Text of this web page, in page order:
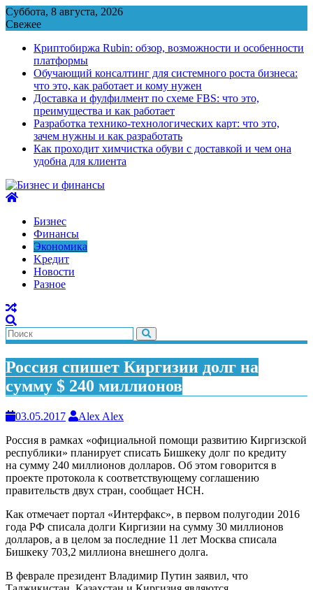
Перейти
к
Суббота, 8 августа, 2026
Свежее
Криптобиржа Rubin: обзор, возможности и особенности
платформы
Обучающий консалтинг для системного роста бизнеса:
что это, как работает и кому нужен
Доставка и фулфилмент по схеме FBS: что это,
преимущества и как работает
Разработка технико-технологических карт: что это,
зачем нужны и как разработать
Как проходит химчистка обуви с доставкой и чем она
удобна для клиента
Бизнес
Финансы
Экономика
Kредит
Новости
Разное
Россия спишет Киргизии долг на
сумму $ 240 миллионов
03.05.2017
Alex Alex
Россия в рамках «официальной помощи развитию Киргизской
республики» планирует списать Бишкеку долг по кредиту
на сумму 240 миллионов долларов. Об этом говорится в
проекте протокола к соответствующему соглашению
правительств двух стран, сообщает НСН.
Как отмечает портал «Интерфакс», в первом полугодии 2016
года РФ списала долги Киргизии на сумму 30 миллионов
долларов, а в целом за последние 11 лет Москва списала
Бишкеку 703,2 миллиона внешнего долга.
В феврале президент Владимир Путин заявил, что